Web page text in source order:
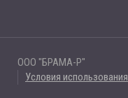
ООО "БРАМА-Р"
Условия использования